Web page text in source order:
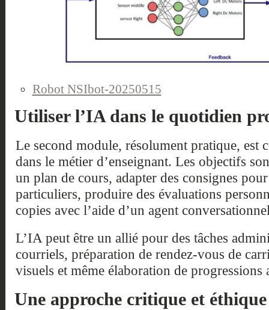
Robot NSIbot-20250515
Utiliser l’IA dans le quotidien
Le second module, résolument pratique, est
dans le métier d’enseignant. Les objectifs
un plan de cours, adapter des consignes
particuliers, produire des évaluations
copies avec l’aide d’un agent
L’IA peut être un allié pour des tâches
courriels, préparation de rendez-vous de
visuels et même élaboration de progressions
Une approche critique et éthique